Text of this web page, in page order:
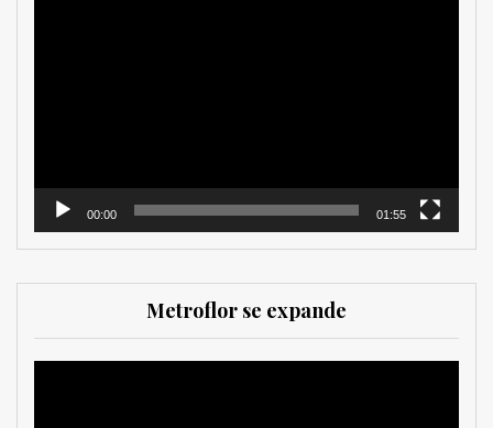
00:00 01:55
Metroflor se expande